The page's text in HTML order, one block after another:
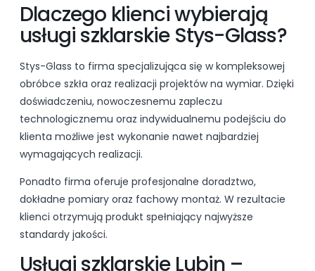
Dlaczego klienci wybierają
usługi szklarskie Stys-Glass?
Stys-Glass to firma specjalizująca się w kompleksowej
obróbce szkła oraz realizacji projektów na wymiar. Dzięki
doświadczeniu, nowoczesnemu zapleczu
technologicznemu oraz indywidualnemu podejściu do
klienta możliwe jest wykonanie nawet najbardziej
wymagających realizacji.
Ponadto firma oferuje profesjonalne doradztwo,
dokładne pomiary oraz fachowy montaż. W rezultacie
klienci otrzymują produkt spełniający najwyższe
standardy jakości.
Usługi szklarskie Lubin –